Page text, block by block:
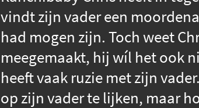
vindt zijn vader een
had mogen zijn. Toch weet
meegemaakt, hij wíl het ook
heeft vaak ruzie met zijn
op zijn vader te lijken, maar